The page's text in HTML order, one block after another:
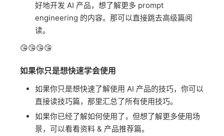
好地开发 AI 产品，想了解更多 prompt
engineering 的内容。那可以直接跳去高级篇阅
读。
😘😘😘😘
如果你只是想快速学会使用​
如果你只是想快速了解使用 AI 产品的技巧，你可以
直接读技巧篇，那里汇总了所有使用技巧。
如果你已经了解如何使用了，但想了解更多使用场
景，可以看看资料 & 产品推荐篇。